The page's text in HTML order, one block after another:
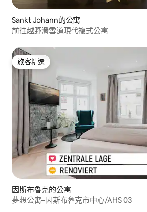
Sankt Johann的公寓
前往越野滑雪道現代複式公寓
旅客精選
旅客精選
因斯布魯克的公寓
夢想公寓–因斯布魯克市中心/AHS 03